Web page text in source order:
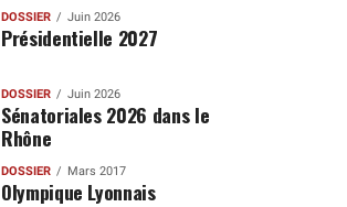
DOSSIER Juin 2026
Présidentielle 2027
DOSSIER Juin 2026
Sénatoriales 2026 dans le
Rhône
DOSSIER Mars 2017
Olympique Lyonnais